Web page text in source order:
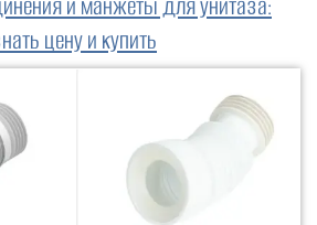
и манжеты для унитаза:
цену и купить